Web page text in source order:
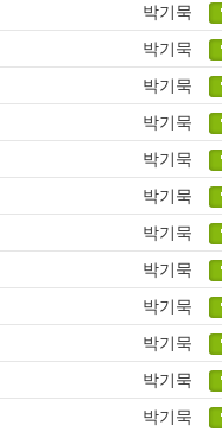
박기묵
박기묵
박기묵
박기묵
박기묵
박기묵
박기묵
박기묵
박기묵
박기묵
박기묵
박기묵